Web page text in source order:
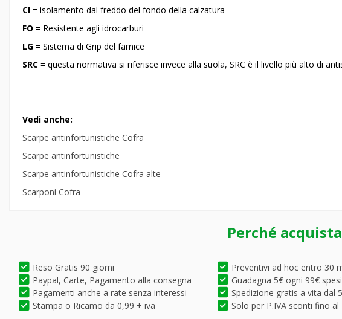
CI = isolamento dal freddo del fondo della calzatura
FO = Resistente agli idrocarburi
LG = Sistema di Grip del famice
SRC = questa normativa si riferisce invece alla suola, SRC è il livello più alto di
Vedi anche:
Scarpe antinfortunistiche Cofra
Scarpe antinfortunistiche
Scarpe antinfortunistiche Cofra alte
Scarponi Cofra
Perché
Reso Gratis 90 giorni
Paypal, Carte, Pagamento alla consegna
Pagamenti anche a rate senza interessi
Stampa o Ricamo da 0,99 + iva
Preventivi ad hoc entro 30
Guadagna 5€ ogni 99€ spesi
Spedizione gratis a vita dal
Solo per P.IVA sconti fino al